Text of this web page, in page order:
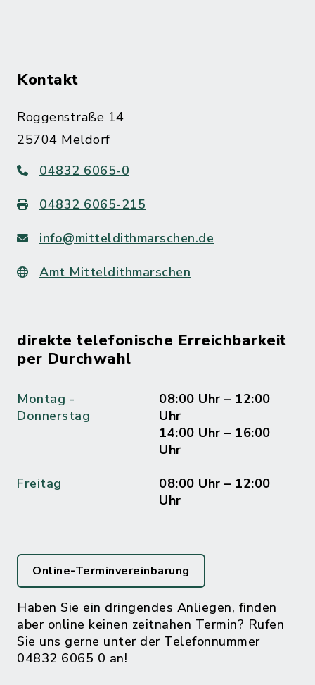
Kontakt
Roggenstraße 14
25704 Meldorf
04832 6065-0
04832 6065-215
info@mitteldithmarschen.de
Amt Mitteldithmarschen
direkte telefonische Erreichbarkeit
per Durchwahl
Montag -
Donnerstag
08:00 Uhr – 12:00
Uhr
14:00 Uhr – 16:00
Uhr
Freitag
08:00 Uhr – 12:00
Uhr
Online-Terminvereinbarung
Haben Sie ein dringendes Anliegen, finden
aber online keinen zeitnahen Termin? Rufen
Sie uns gerne unter der Telefonnummer
04832 6065 0 an!